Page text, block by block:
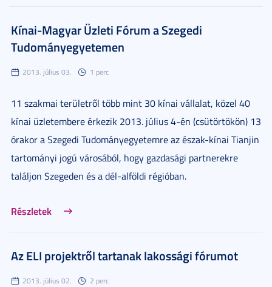
Kínai-Magyar Üzleti Fórum a Szegedi
Tudományegyetemen
2013. július 03. 1 perc
11 szakmai területről több mint 30 kínai vállalat, közel 40
kínai üzletembere érkezik 2013. július 4-én (csütörtökön) 13
órakor a Szegedi Tudományegyetemre az észak-kínai Tianjin
tartományi jogú városából, hogy gazdasági partnerekre
találjon Szegeden és a dél-alföldi régióban.
Részletek
Az ELI projektről tartanak lakossági fórumot
2013. július 02. 2 perc